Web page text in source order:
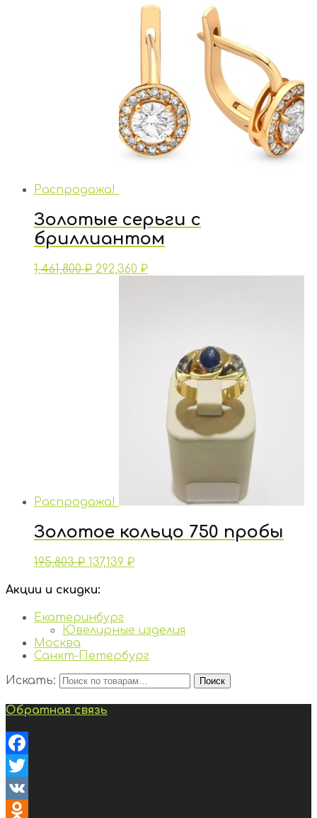
Распродажа!
Золотые серьги с
бриллиантом
1,461,800₽ 292,360 ₽
Распродажа!
Золотое кольцо 750 пробы
195,803₽ 137,139 ₽
Акции и скидки:
Екатеринбург
Ювелирные изделия
Москва
Санкт-Петербург
Искать:
Поиск
Обратная связь
Facebook
Twitter
VK